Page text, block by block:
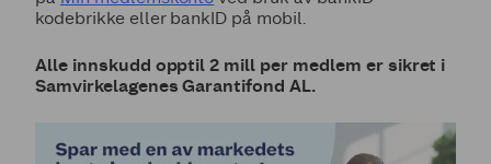
kodebrikke eller bankID på mobil.
Alle innskudd opptil 2 mill per medlem er sikret i
Samvirkelagenes Garantifond AL.